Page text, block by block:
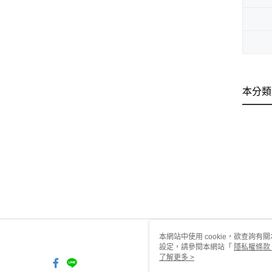
本分
本網站中使用 cookie，欲查詢有
設定，請參閱本網站「 隱私權條款
使用 cookie。
了解更多 >